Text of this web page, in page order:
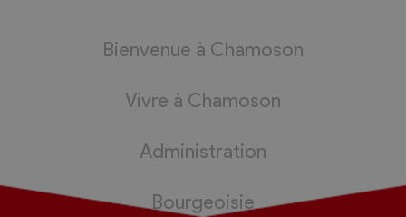
Bienvenue à Chamoson
Vivre à Chamoson
Administration
Bourgeoisie